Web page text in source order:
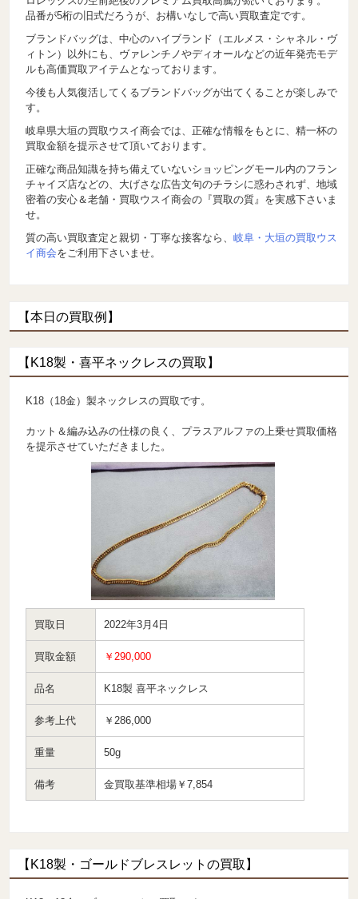
品番が5桁の旧式だろうが、お構いなしで高い買取査定です。
ブランドバッグは、中心のハイブランド（エルメス・シャネル・ヴ
ィトン）以外にも、ヴァレンチノやディオールなどの近年発売モデ
ルも高価買取アイテムとなっております。
今後も人気復活してくるブランドバッグが出てくることが楽しみで
す。
岐阜県大垣の買取ウスイ商会では、正確な情報をもとに、精一杯の
買取金額を提示させて頂いております。
正確な商品知識を持ち備えていないショッピングモール内のフラン
チャイズ店などの、大げさな広告文句のチラシに惑わされず、地域
密着の安心＆老舗・買取ウスイ商会の『買取の質』を実感下さいま
せ。
質の高い買取査定と親切・丁寧な接客なら、岐阜・大垣の買取ウス
イ商会をご利用下さいませ。
【本日の買取例】
【K18製・喜平ネックレスの買取】
K18（18金）製ネックレスの買取です。
カット＆編み込みの仕様の良く、プラスアルファの上乗せ買取価格
を提示させていただきました。
買取日 2022年3月4日
買取金額 ￥290,000
品名 K18製 喜平ネックレス
参考上代 ￥286,000
重量 50g
備考 金買取基準相場￥7,854
【K18製・ゴールドブレスレットの買取】